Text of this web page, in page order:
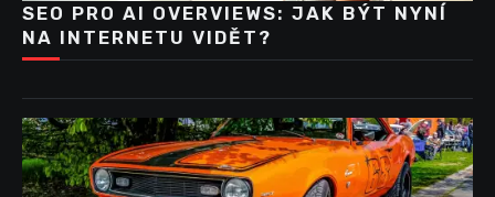
SEO PRO AI OVERVIEWS: JAK BÝT NYNÍ
NA INTERNETU VIDĚT?